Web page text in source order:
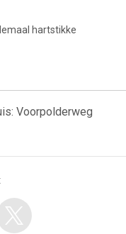
hartstikke
Voorpolderweg